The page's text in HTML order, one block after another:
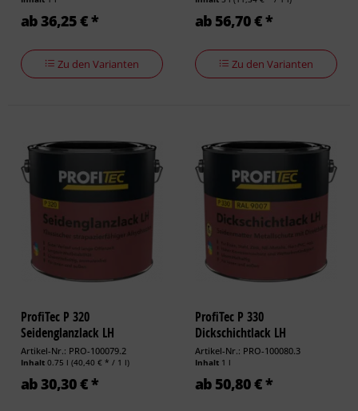
ab 36,25 € *
Zu den Varianten
ab 56,70 € *
Zu den Varianten
ProfiTec P 320
Seidenglanzlack LH
Artikel-Nr.: PRO-100079.2
Inhalt0.75 l(40,40 € * / 1 l)
ab 30,30 € *
ProfiTec P 330
Dickschichtlack LH
Artikel-Nr.: PRO-100080.3
Inhalt 1 l
ab 50,80 € *